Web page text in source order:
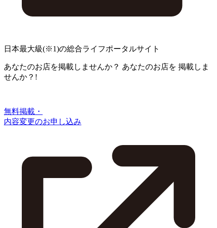
日本最大級(※1)の総合ライフポータルサイト
あなたのお店を掲載しませんか？ あなたのお店を 掲載しま
せんか？!
無料掲載・
内容変更のお申し込み